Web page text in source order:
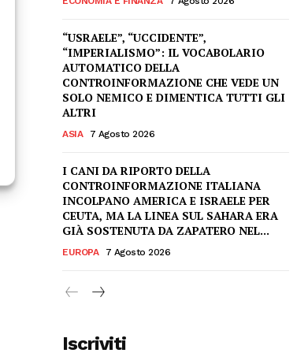
“USRAELE”, “UCCIDENTE”,
“IMPERIALISMO”: IL VOCABOLARIO
AUTOMATICO DELLA
CONTROINFORMAZIONE CHE VEDE UN
SOLO NEMICO E DIMENTICA TUTTI GLI
ALTRI
ASIA 7 Agosto 2026
I CANI DA RIPORTO DELLA
CONTROINFORMAZIONE ITALIANA
INCOLPANO AMERICA E ISRAELE PER
CEUTA, MA LA LINEA SUL SAHARA ERA
GIÀ SOSTENUTA DA ZAPATERO NEL...
EUROPA 7 Agosto 2026
Iscriviti